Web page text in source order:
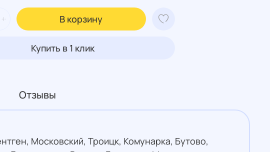
В корзину
Купить в 1 клик
Отзывы
Московский, Троицк, Комунарка, Бутово,